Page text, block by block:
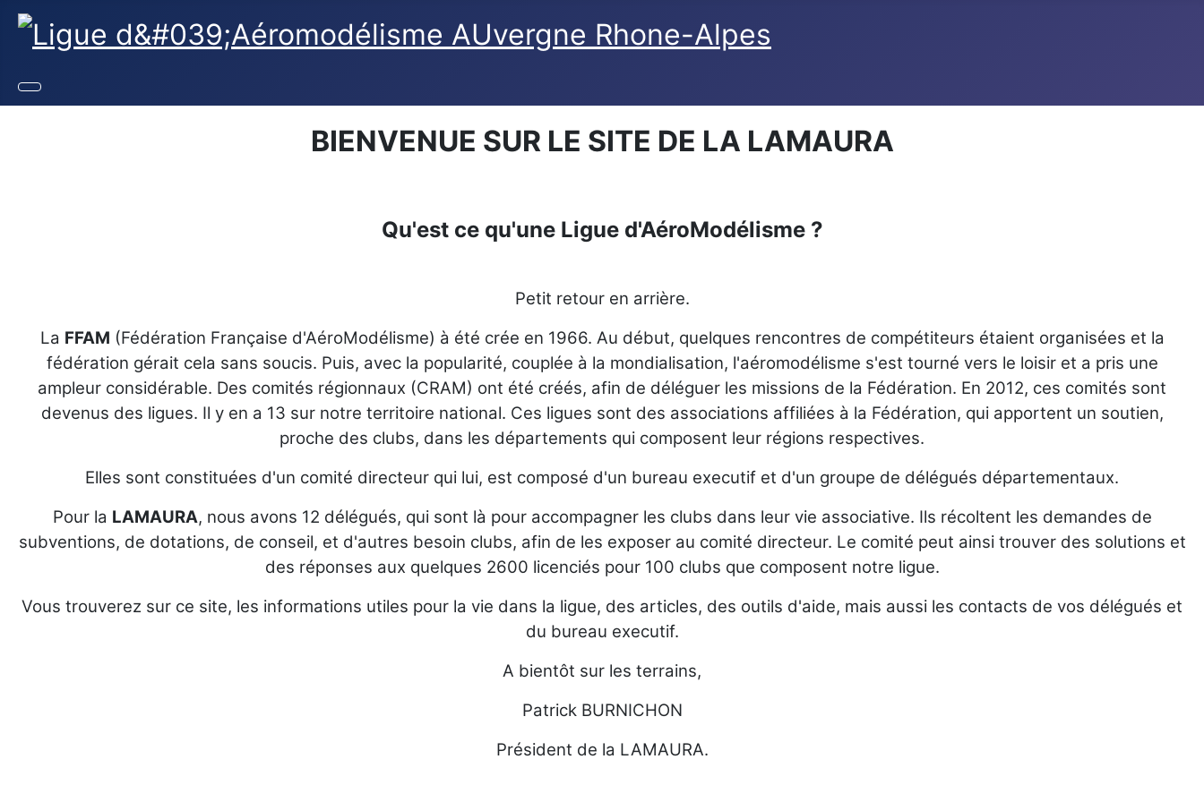
BIENVENUE SUR LE SITE DE LA LAMAURA
Qu'est ce qu'une Ligue d'AéroModélisme ?
Petit retour en arrière.
La FFAM (Fédération Française d'AéroModélisme) à été crée en 1966. Au début, quelques rencontres de compétiteurs étaient organisées et la
fédération gérait cela sans soucis. Puis, avec la popularité, couplée à la mondialisation, l'aéromodélisme s'est tourné vers le loisir et a pris une
ampleur considérable. Des comités régionnaux (CRAM) ont été créés, afin de déléguer les missions de la Fédération. En 2012, ces comités sont
devenus des ligues. Il y en a 13 sur notre territoire national. Ces ligues sont des associations affiliées à la Fédération, qui apportent un soutien,
proche des clubs, dans les départements qui composent leur régions respectives.
Elles sont constituées d'un comité directeur qui lui, est composé d'un bureau executif et d'un groupe de délégués départementaux.
Pour la LAMAURA, nous avons 12 délégués, qui sont là pour accompagner les clubs dans leur vie associative. Ils récoltent les demandes de
subventions, de dotations, de conseil, et d'autres besoin clubs, afin de les exposer au comité directeur. Le comité peut ainsi trouver des solutions et
des réponses aux quelques 2600 licenciés pour 100 clubs que composent notre ligue.
Vous trouverez sur ce site, les informations utiles pour la vie dans la ligue, des articles, des outils d'aide, mais aussi les contacts de vos délégués et
du bureau executif.
A bientôt sur les terrains,
Patrick BURNICHON
Président de la LAMAURA.